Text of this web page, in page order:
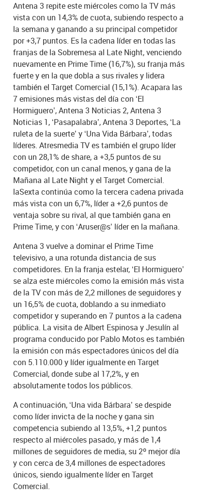
Antena 3 repite este miércoles como la TV más
vista con un 14,3% de cuota, subiendo respecto a
la semana y ganando a su principal competidor
por +3,7 puntos. Es la cadena líder en todas las
franjas de la Sobremesa al Late Night, venciendo
nuevamente en Prime Time (16,7%), su franja más
fuerte y en la que dobla a sus rivales y lidera
también el Target Comercial (15,1%). Acapara las
7 emisiones más vistas del día con ‘El
Hormiguero’, Antena 3 Noticias 2, Antena 3
Noticias 1, ‘Pasapalabra’, Antena 3 Deportes, ‘La
ruleta de la suerte’ y ‘Una Vida Bárbara’, todas
líderes. Atresmedia TV es también el grupo líder
con un 28,1% de share, a +3,5 puntos de su
competidor, con un canal menos, y gana de la
Mañana al Late Night y el Target Comercial.
laSexta continúa como la tercera cadena privada
más vista con un 6,7%, líder a +2,6 puntos de
ventaja sobre su rival, al que también gana en
Prime Time, y con ‘Aruser@s’ líder en la mañana.
Antena 3 vuelve a dominar el Prime Time
televisivo, a una rotunda distancia de sus
competidores. En la franja estelar, ‘El Hormiguero’
se alza este miércoles como la emisión más vista
de la TV con más de 2,2 millones de seguidores y
un 16,5% de cuota, doblando a su inmediato
competidor y superando en 7 puntos a la cadena
pública. La visita de Albert Espinosa y Jesulín al
programa conducido por Pablo Motos es también
la emisión con más espectadores únicos del día
con 5.110.000 y líder igualmente en Target
Comercial, donde sube al 17,2%, y en
absolutamente todos los públicos.
A continuación, ‘Una vida Bárbara’ se despide
como líder invicta de la noche y gana sin
competencia subiendo al 13,5%, +1,2 puntos
respecto al miércoles pasado, y más de 1,4
millones de seguidores de media, su 2º mejor día
y con cerca de 3,4 millones de espectadores
únicos, siendo igualmente líder en Target
Comercial.